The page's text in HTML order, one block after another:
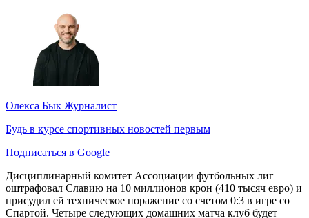
Олекса Бык Журналист
Будь в курсе спортивных новостей первым
Подписаться в Google
Дисциплинарный комитет Ассоциации футбольных лиг
оштрафовал Славию на 10 миллионов крон (410 тысяч евро) и
присудил ей техническое поражение со счетом 0:3 в игре со
Спартой. Четыре следующих домашних матча клуб будет